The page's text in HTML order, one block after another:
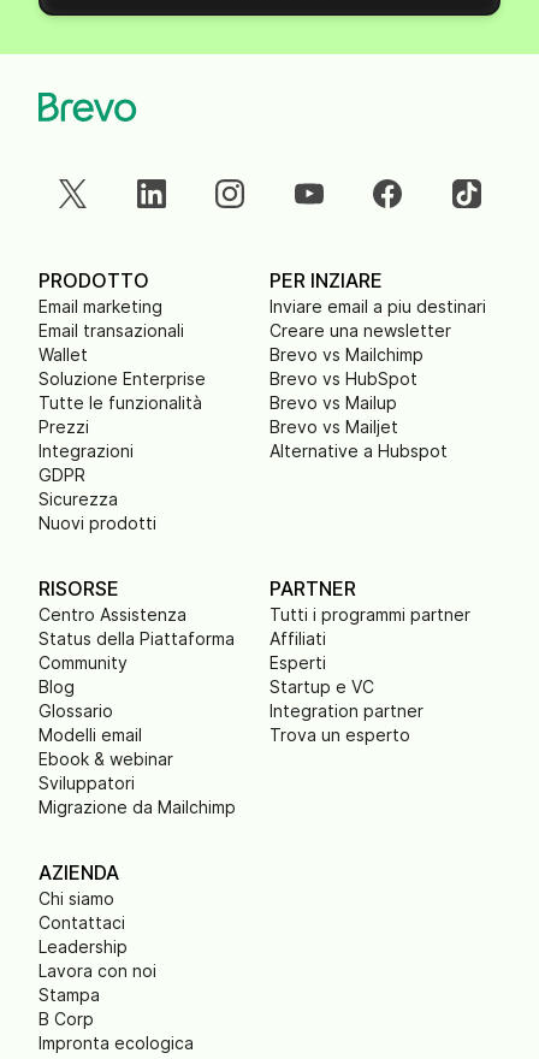
PRODOTTO
Email marketing
Email transazionali
Wallet
Soluzione Enterprise
Tutte le funzionalità
Prezzi
Integrazioni
GDPR
Sicurezza
Nuovi prodotti
PER INZIARE
Inviare email a piu destinari
Creare una newsletter
Brevo vs Mailchimp
Brevo vs HubSpot
Brevo vs Mailup
Brevo vs Mailjet
Alternative a Hubspot
RISORSE
Centro Assistenza
Status della Piattaforma
Community
Blog
Glossario
Modelli email
Ebook & webinar
Sviluppatori
Migrazione da Mailchimp
PARTNER
Tutti i programmi partner
Affiliati
Esperti
Startup e VC
Integration partner
Trova un esperto
AZIENDA
Chi siamo
Contattaci
Leadership
Lavora con noi
Stampa
B Corp
Impronta ecologica